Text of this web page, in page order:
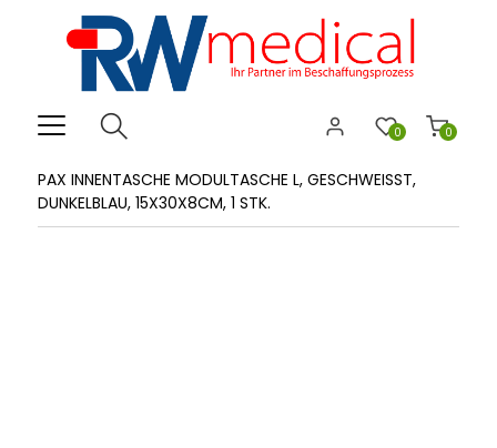
0
0
PAX INNENTASCHE MODULTASCHE L, GESCHWEISST, D
UNKELBLAU, 15X30X8CM, 1 STK.